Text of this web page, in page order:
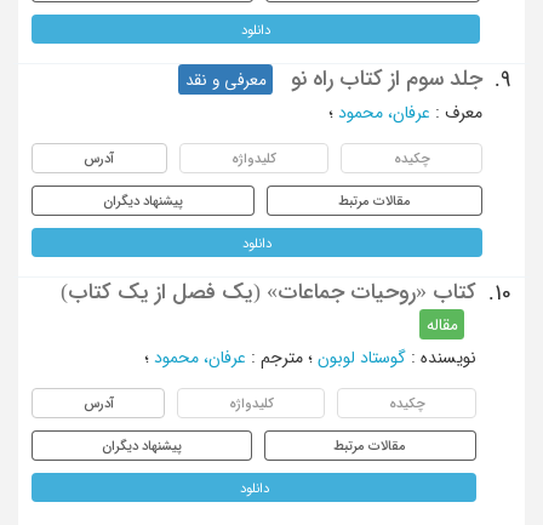
دانلود
9. جلد سوم از کتاب راه نو
معرفی و نقد
معرف : عرفان، محمود ؛
چکیده کلیدواژه آدرس
مقالات مرتبط پیشنهاد دیگران
دانلود
10. کتاب «روحیات جماعات» (یک فصل از یک کتاب)
مقاله
نویسنده : گوستاد لوبون ؛ مترجم : عرفان، محمود ؛
چکیده کلیدواژه آدرس
مقالات مرتبط پیشنهاد دیگران
دانلود